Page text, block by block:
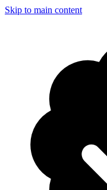
Skip to main content